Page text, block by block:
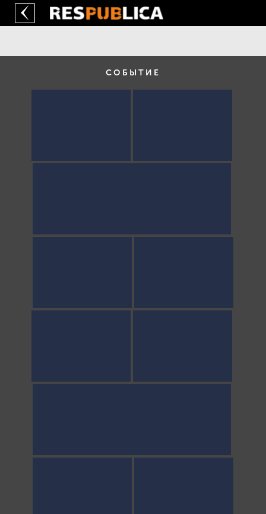
СОБЫТИЕ